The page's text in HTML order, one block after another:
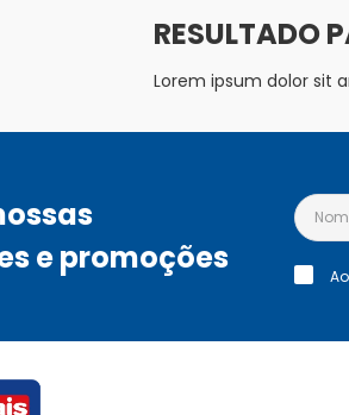
Lorem ipsum dolor sit
e promoções